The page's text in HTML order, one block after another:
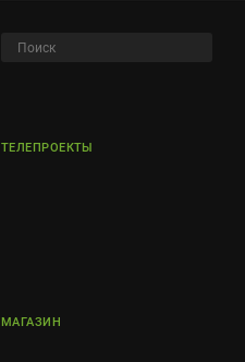
ТЕЛЕПРОЕКТЫ
МАГАЗИН